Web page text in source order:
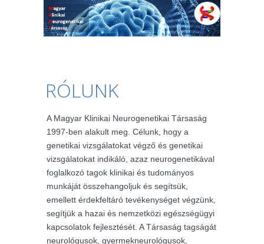
RÓLUNK
A Magyar Klinikai Neurogenetikai Társaság
1997-ben alakult meg. Célunk, hogy a
genetikai vizsgálatokat végző és genetikai
vizsgálatokat indikáló, azaz neurogenetikával
foglalkozó tagok klinikai és tudományos
munkáját összehangoljuk és segítsük,
emellett érdekfeltáró tevékenységet végzünk,
segítjük a hazai és nemzetközi egészségügyi
kapcsolatok fejlesztését. A Társaság tagságát
neurológusok, gyermekneurológusok,